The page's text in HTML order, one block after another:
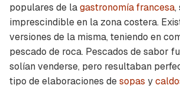
populares de lagastronomía francesa,
imprescindible en la zona costera.
versiones de la misma, teniendo en
pescado de roca. Pescados de sabor
solían venderse, pero resultaban
tipo de elaboraciones desopas y